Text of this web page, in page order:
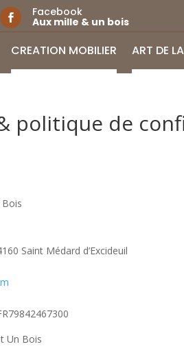
 Facebook
Aux mille & un bois
CRÉATION MOBILIER ART DE
politique de
Saint Médard d’Excideuil
Un Bois